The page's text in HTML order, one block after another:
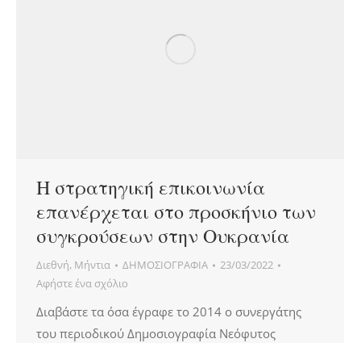
Η στρατηγική επικοινωνία
επανέρχεται στο προσκήνιο των
συγκρούσεων στην Ουκρανία
Διεθνή, Μήντια ΔΗΜΟΣΙΟΓΡΑΦΙΑ
23/03/2022
Αφήστε ένα σχόλιο
Διαβάστε τα όσα έγραφε το 2014 ο συνεργάτης
του περιοδικού Δημοσιογραφία Νεόφυτος